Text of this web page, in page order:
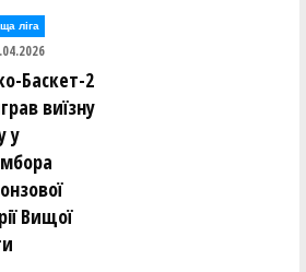
лiга
Баскет-2
виїзну
у
Вищої